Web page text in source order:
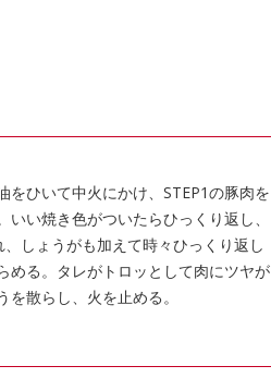
をひいて中火にかけ、STEP1の豚肉を
いい焼き色がついたらひっくり返し、
しょうがも加えて時々ひっくり返し
める。タレがトロッとして肉にツヤが
を散らし、火を止める。